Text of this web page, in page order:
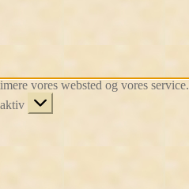
vores websted og vores service.